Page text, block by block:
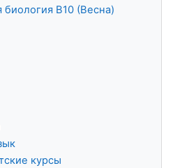
биология В10 (Весна)
курсы